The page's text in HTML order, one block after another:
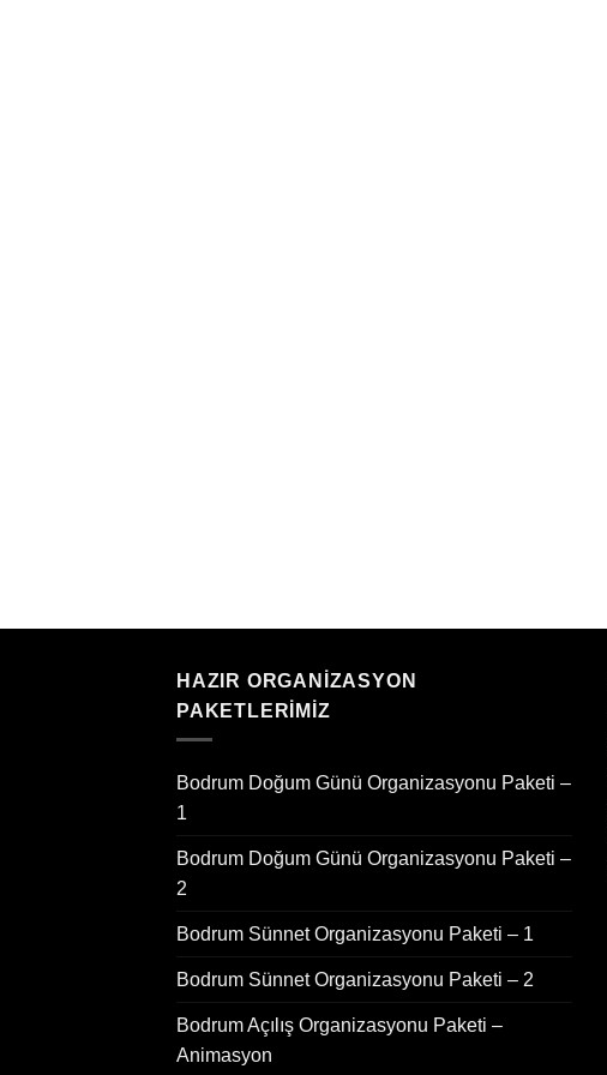
HAZIR ORGANIZASYON
PAKETLERIMIZ
Bodrum Doğum Günü Organizasyonu Paketi –
1
Bodrum Doğum Günü Organizasyonu Paketi –
2
Bodrum Sünnet Organizasyonu Paketi – 1
Bodrum Sünnet Organizasyonu Paketi – 2
Bodrum Açılış Organizasyonu Paketi –
Animasyon